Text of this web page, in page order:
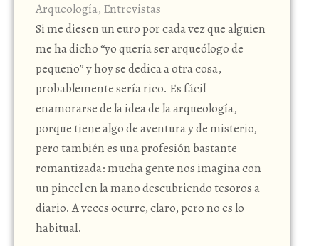
Arqueología, Entrevistas
Si me diesen un euro por cada vez que alguien
me ha dicho “yo quería ser arqueólogo de
pequeño” y hoy se dedica a otra cosa,
probablemente sería rico. Es fácil
enamorarse de la idea de la arqueología,
porque tiene algo de aventura y de misterio,
pero también es una profesión bastante
romantizada: mucha gente nos imagina con
un pincel en la mano descubriendo tesoros a
diario. A veces ocurre, claro, pero no es lo
habitual.